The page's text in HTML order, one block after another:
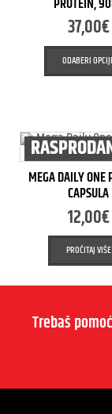
37,00€
ODABERI
MEGA DAILY ONE
CAPSULA
12,00€
PROČITAJ VIŠE
Trebaš